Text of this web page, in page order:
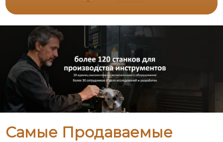
Самые Продаваемые